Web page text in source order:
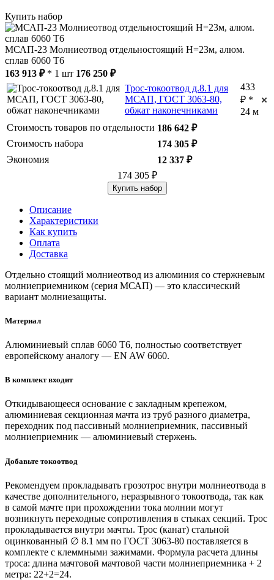
Купить набор
МСАП-23 Молниеотвод отдельностоящий H=23м, алюм.
сплав 6060 T6
163 913 ₽* 1 шт 176 250 ₽
Трос-токоотвод д.8.1 для
МСАП, ГОСТ 3063-80,
обжат наконечниками
433
₽ *
24 м
Стоимость товаров по отдельности 186 642 ₽
Стоимость набора
174 305 ₽
Экономия
12 337 ₽
174 305 ₽
Купить набор
Описание
Характеристики
Как купить
Оплата
Доставка
Отдельно стоящий молниеотвод из алюминия со стержневым
молниеприемником (серия МСАП) — это классический
вариант молниезащиты.
Материал
Алюминиевый сплав 6060 T6, полностью соответствует
европейскому аналогу — EN AW 6060.
В комплект входит
Откидывающееся основание с закладным крепежом,
алюминиевая секционная мачта из труб разного диаметра,
переходник под пассивный молниеприемник, пассивный
молниеприемник — алюминиевый стержень.
Добавьте токоотвод
Рекомендуем прокладывать грозотрос внутри молниеотвода в
качестве дополнительного, неразрывного токоотвода, так как
в самой мачте при прохождении тока молнии могут
возникнуть переходные сопротивления в стыках секций. Трос
прокладывается внутри мачты. Трос (канат) стальной
оцинкованный ∅ 8.1 мм по ГОСТ 3063-80 поставляется в
комплекте с клеммными зажимами. Формула расчета длины
троса: длина мачтовой мачтовой части молниеприемника + 2
метра: 22+2=24.